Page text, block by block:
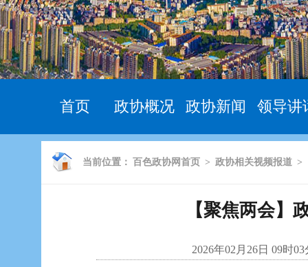
首页 政协概况 政协新闻 领导讲
当前位置： 百色政协网首页 > 政协相关视频报道 >
【聚焦两会】
2026年02月26日 09时03